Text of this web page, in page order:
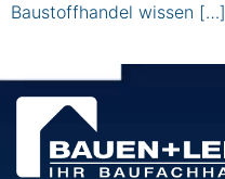
Baustoffhandel wissen […]